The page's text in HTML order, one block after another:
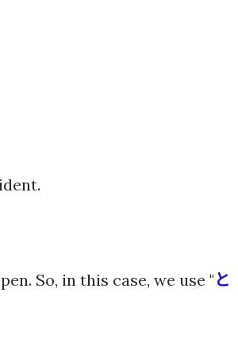
So, in this case, we use " と